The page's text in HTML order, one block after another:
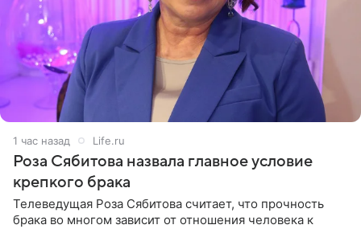
1 час назад Life.ru
Роза Сябитова назвала главное условие
крепкого брака
Телеведущая Роза Сябитова считает, что прочность
брака во многом зависит от отношения человека к